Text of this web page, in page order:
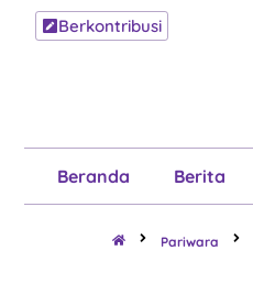
Berkontribusi
Beranda Berita
Pariwara